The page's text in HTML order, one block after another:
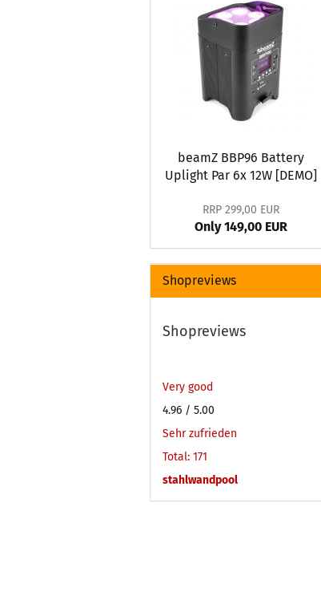
beamZ BBP96 Battery
Uplight Par 6x 12W [DEMO]
RRP 299,00 EUR
Only 149,00 EUR
Shopreviews
Shopreviews
Very good
4.96 / 5.00
Sehr zufrieden
Total: 171
stahlwandpool